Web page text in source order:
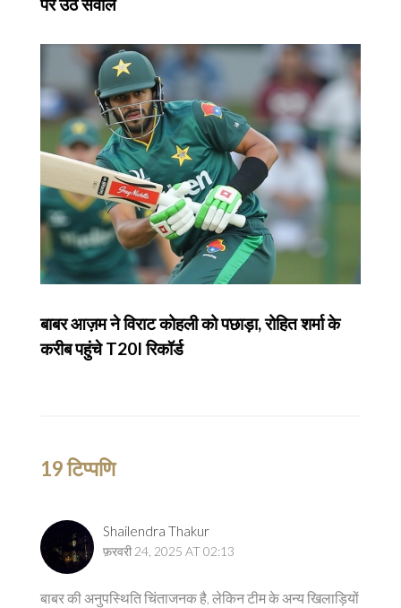
बाबर आज़म ने विराट कोहली को पछाड़ा, रोहित शर्मा के
करीब पहुंचे T20I रिकॉर्ड
19 टिप्पणि
Shailendra Thakur
फ़रवरी 24, 2025 AT 02:13
बाबर की अनुपस्थिति चिंताजनक है, लेकिन टीम के अन्य खिलाड़ियों